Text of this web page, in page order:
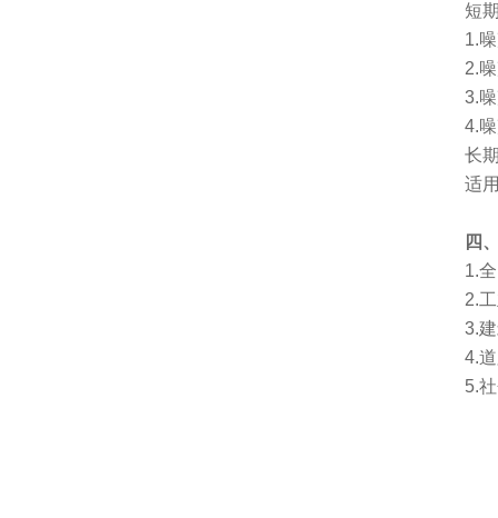
短
1.
2.
3.
4.
长
适
四
1.
2.
3.
4.
5.